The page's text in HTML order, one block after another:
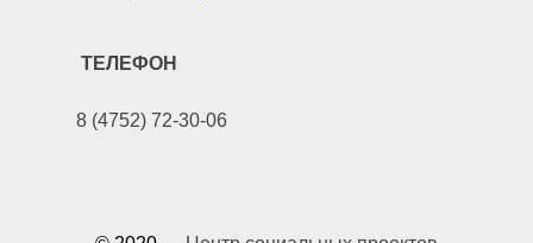
ТЕЛЕФОН
8 (4752) 72-30-06